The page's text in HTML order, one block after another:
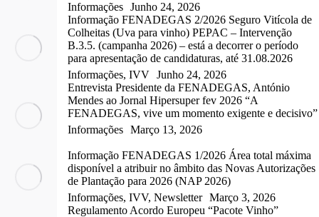
Informações Junho 24, 2026
Informação FENADEGAS 2/2026 Seguro Vitícola de
Colheitas (Uva para vinho) PEPAC – Intervenção
B.3.5. (campanha 2026) – está a decorrer o período
para apresentação de candidaturas, até 31.08.2026
Informações, IVV Junho 24, 2026
Entrevista Presidente da FENADEGAS, António
Mendes ao Jornal Hipersuper fev 2026 “A
FENADEGAS, vive um momento exigente e decisivo”
Informações Março 13, 2026
Informação FENADEGAS 1/2026 Área total máxima
disponível a atribuir no âmbito das Novas Autorizações
de Plantação para 2026 (NAP 2026)
Informações, IVV, Newsletter Março 3, 2026
Regulamento Acordo Europeu “Pacote Vinho”